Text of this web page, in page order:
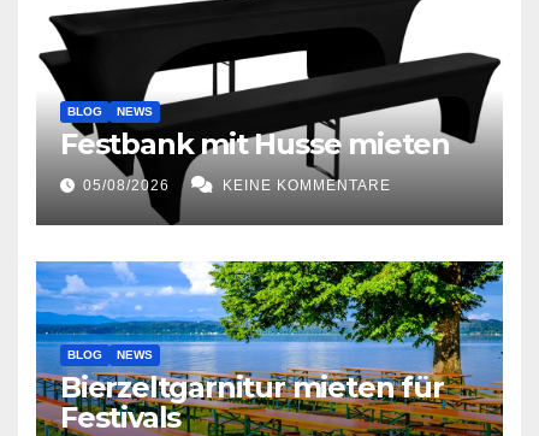
BLOG NEWS
Festbank mit Husse mieten
05/08/2026 KEINE KOMMENTARE
BLOG NEWS
Bierzeltgarnitur mieten für
Festivals